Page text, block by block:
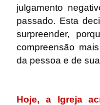
julgamento
passado. Esta
surpreender,
compreensão
da pessoa e de
Hoje, a Igreja